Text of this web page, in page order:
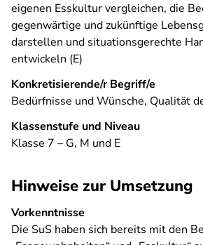
eigenen Esskultur vergleichen, die
gegenwärtige und zukünftige
darstellen und situationsgerechte
entwickeln (E)
Konkretisierende/r Begriff/e
Bedürfnisse und Wünsche, Qualität
Klassenstufe und Niveau
Klasse 7 – G, M und E
Hinweise zur Umsetzung
Vorkenntnisse
Die SuS haben sich bereits mit den